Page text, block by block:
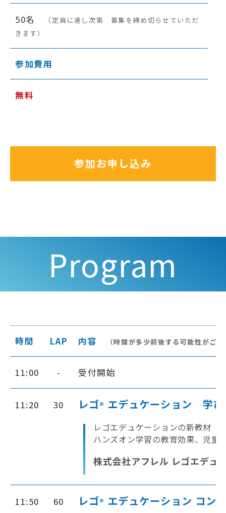
50名
（定員に達し次第 募集を締め切らせていただ
きます）
参加費用
無料
参加お申し込み
Program
時間 LAP 内容 （時間が多少前後する可能性がご
11:00 - 受付開始
11:20 30 レゴ® エデュケーション 学び
レゴエデュケーションの新教材「
ハンズオン学習の教育効果、児童
株式会社アフレル レゴエデ
11:50 60 レゴ® エデュケーション コン